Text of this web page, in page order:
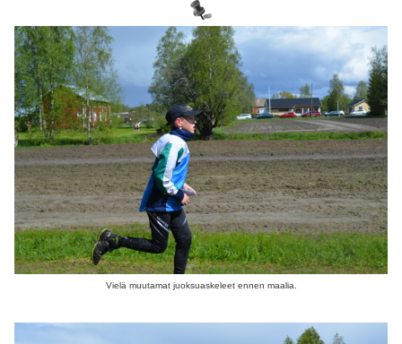
Vielä muutamat juoksuaskeleet ennen maalia.